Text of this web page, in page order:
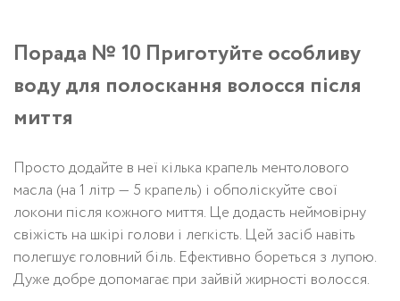
Порада № 10 Приготуйте особливу
воду для полоскання волосся після
миття
Просто додайте в неї кілька крапель ментолового
масла (на 1 літр — 5 крапель) і обполіскуйте свої
локони після кожного миття. Це додасть неймовірну
свіжість на шкірі голови і легкість. Цей засіб навіть
полегшує головний біль. Ефективно бореться з лупою.
Дуже добре допомагає при зайвій жирності волосся.